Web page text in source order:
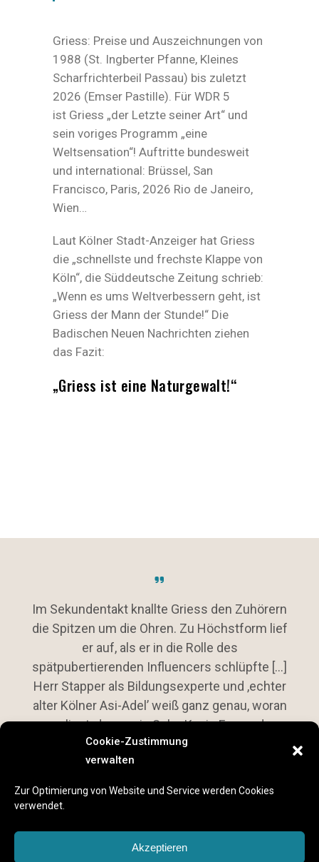
Cookie-Zustimmung
verwalten
Zur Optimierung von Website und Service werden Cookies
verwendet.
Akzeptieren
Griess: Preise und Auszeichnungen von
1988 (St. Ingberter Pfanne, Kleines
Scharfrichterbeil Passau) bis zuletzt
2026 (Emser Pastille). Für WDR 5
ist Griess „der Letzte seiner Art“ und
sein voriges Programm „eine
Weltsensation“! Auftritte bundesweit
und international: Brüssel, San
Francisco, Paris, 2026 Rio de Janeiro,
Wien…
Laut Kölner Stadt-Anzeiger hat Griess
die „schnellste und frechste Klappe von
Köln“, die Süddeutsche Zeitung schrieb:
„Wenn es ums Weltverbessern geht, ist
Griess der Mann der Stunde!“ Die
Badischen Neuen Nachrichten ziehen
das Fazit:
„Griess ist eine Naturgewalt!“
Im Sekundentakt knallte Griess den Zuhörern
die Spitzen um die Ohren. Zu Höchstform lief
er auf, als er in die Rolle des
spätpubertierenden Influencers schlüpfte [...]
Herr Stapper als Bildungsexperte und ,echter
alter Kölner Asi-Adel’ weiß ganz genau, woran
es liegt, dass sein Sohn Kevin Fernando
schlechte Schulnoten hat: Es liegt am
Vornamen.“
Rheinische Post